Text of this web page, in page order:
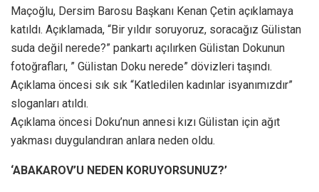
Maçoğlu, Dersim Barosu Başkanı Kenan Çetin açıklamaya
katıldı. Açıklamada, “Bir yıldır soruyoruz, soracağız Gülistan
suda değil nerede?” pankartı açılırken Gülistan Dokunun
fotoğrafları, ” Gülistan Doku nerede” dövizleri taşındı.
Açıklama öncesi sık sık “Katledilen kadınlar isyanımızdır”
sloganları atıldı.
Açıklama öncesi Doku’nun annesi kızı Gülistan için ağıt
yakması duygulandıran anlara neden oldu.
‘ABAKAROV’U NEDEN KORUYORSUNUZ?’